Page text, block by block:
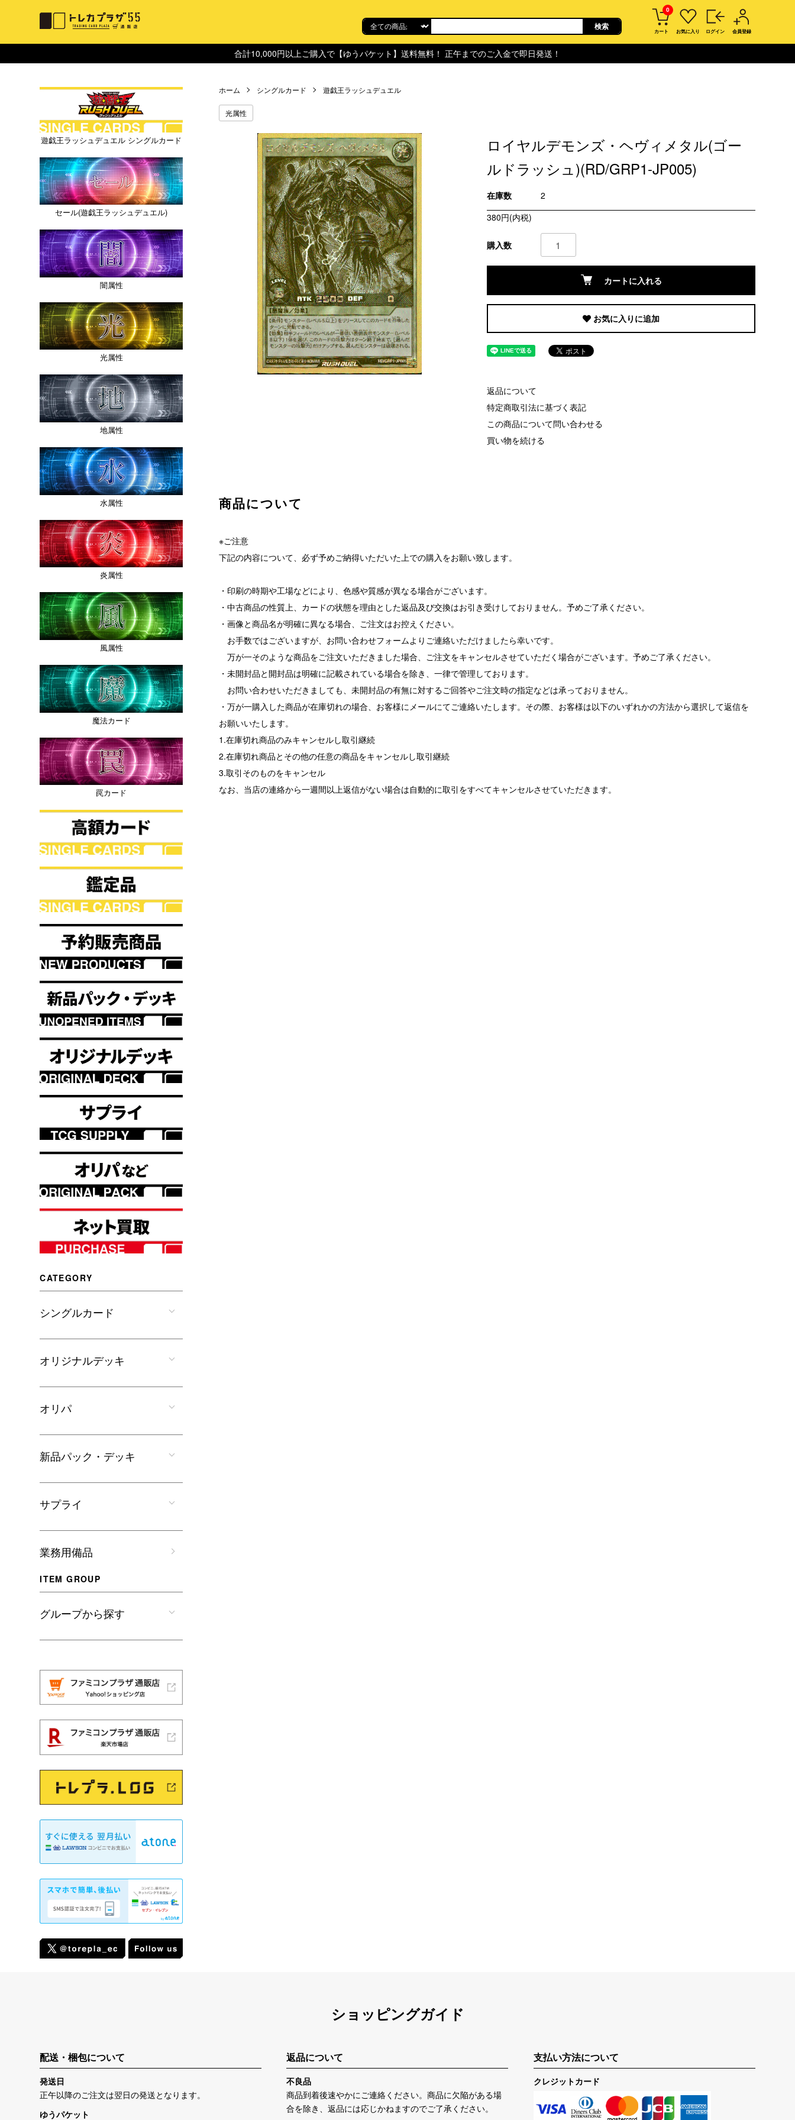
0
カート お気に入り ログイン 会員登録
合計10,000円以上ご購入で【ゆうパケット】送料無料！ 正午までのご入金で即日発送！
ホーム シングルカード 遊戯王ラッシュデュエル
光属性
ロイヤルデモンズ・ヘヴィメタル(ゴー
ルドラッシュ)(RD/GRP1-JP005)
在庫数
2
380円(内税)
購入数
カートに入れる
お気に入りに追加
返品について
特定商取引法に基づく表記
この商品について問い合わせる
買い物を続ける
商品について
※ご注意
下記の内容について、必ず予めご納得いただいた上での購入をお願い致します。
・印刷の時期や工場などにより、色感や質感が異なる場合がございます。
・中古商品の性質上、カードの状態を理由とした返品及び交換はお引き受けしておりません。予めご了承ください。
・画像と商品名が明確に異なる場合、ご注文はお控えください。
お手数ではございますが、お問い合わせフォームよりご連絡いただけましたら幸いです。
万が一そのような商品をご注文いただきました場合、ご注文をキャンセルさせていただく場合がございます。予めご了承ください。
・未開封品と開封品は明確に記載されている場合を除き、一律で管理しております。
お問い合わせいただきましても、未開封品の有無に対するご回答やご注文時の指定などは承っておりません。
・万が一購入した商品が在庫切れの場合、お客様にメールにてご連絡いたします。その際、お客様は以下のいずれかの方法から選択して返信を
お願いいたします。
1.在庫切れ商品のみキャンセルし取引継続
2.在庫切れ商品とその他の任意の商品をキャンセルし取引継続
3.取引そのものをキャンセル
なお、当店の連絡から一週間以上返信がない場合は自動的に取引をすべてキャンセルさせていただきます。
遊戯王ラッシュデュエル シングルカード
セール(遊戯王ラッシュデュエル)
闇属性
光属性
地属性
水属性
炎属性
風属性
魔法カード
罠カード
CATEGORY
シングルカード
オリジナルデッキ
オリパ
新品パック・デッキ
サプライ
業務用備品
ITEM GROUP
グループから探す
ショッピングガイド
配送・梱包について
発送日
正午以降のご注文は翌日の発送となります。
ゆうパケット
返品について
不良品
商品到着後速やかにご連絡ください。商品に欠陥がある場
合を除き、返品には応じかねますのでご了承ください。
支払い方法について
クレジットカード